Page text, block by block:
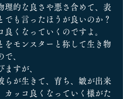
理的な良さや悪さ含めて、表
でも言ったほうが良いのか？
良くなっていくのですよ。
をモンスターと称して生き物
で、
ますが、
らが生きて、育ち、皺が出来
カッコ良くなっていく様がた